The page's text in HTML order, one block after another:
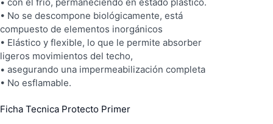
• No se descompone biológicamente, está
compuesto de elementos inorgánicos
• Elástico y flexible, lo que le permite absorber
ligeros movimientos del techo,
• asegurando una impermeabilización completa
• No esflamable.
Ficha Tecnica Protecto Primer